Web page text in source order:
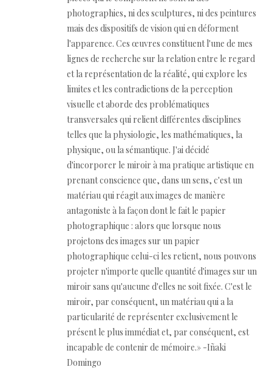
photographies, ni des sculptures, ni des peintures
mais des dispositifs de vision qui en déforment
l'apparence. Ces œuvres constituent l'une de mes
lignes de recherche sur la relation entre le regard
et la représentation de la réalité, qui explore les
limites et les contradictions de la perception
visuelle et aborde des problématiques
transversales qui relient différentes disciplines
telles que la physiologie, les mathématiques, la
physique, ou la sémantique. J'ai décidé
d'incorporer le miroir à ma pratique artistique en
prenant conscience que, dans un sens, c'est un
matériau qui réagit aux images de manière
antagoniste à la façon dont le fait le papier
photographique : alors que lorsque nous
projetons des images sur un papier
photographique celui-ci les retient, nous pouvons
projeter n'importe quelle quantité d'images sur un
miroir sans qu'aucune d'elles ne soit fixée. C'est le
miroir, par conséquent, un matériau qui a la
particularité de représenter exclusivement le
présent le plus immédiat et, par conséquent, est
incapable de contenir de mémoire.» -Iñaki
Domingo